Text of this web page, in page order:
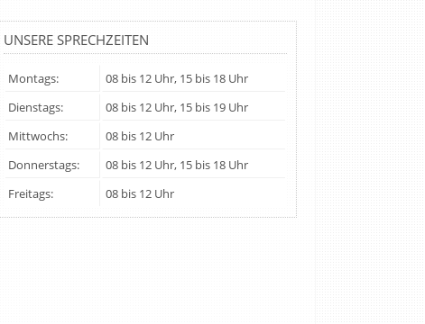
UNSERE SPRECHZEITEN
Montags:
08 bis 12 Uhr, 15 bis 18 Uhr
Dienstags:
08 bis 12 Uhr, 15 bis 19 Uhr
Mittwochs:
08 bis 12 Uhr
Donnerstags:
08 bis 12 Uhr, 15 bis 18 Uhr
Freitags:
08 bis 12 Uhr